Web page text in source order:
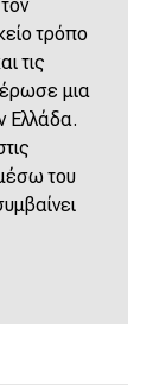
τρόπο
τις
μια
Ελλάδα.
του